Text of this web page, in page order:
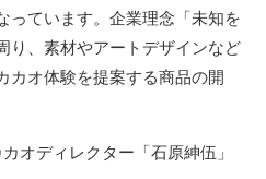
っています。企業理念「未知を
り、素材やアートデザインなど
カオ体験を提案する商品の開
カオディレクター「石原紳伍」